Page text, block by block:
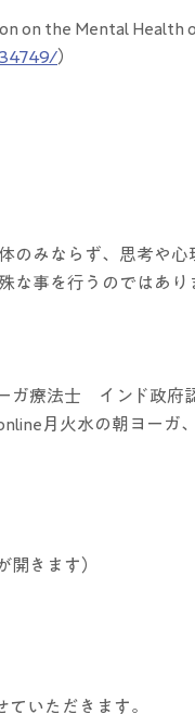
on the Mental Health
）
のみならず、思考や心
な事を行うのではあり
ガ療法士　インド政府
月火水の朝ヨーガ
開きます）
いただきます。